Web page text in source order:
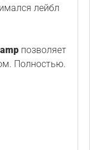
лейбл
позволяет
Полностью.